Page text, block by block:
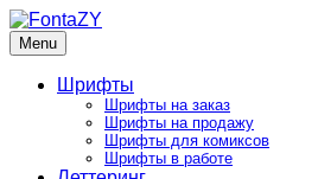
Skip
to
content
FontaZY
Fonts and pictures by Zakhar Yaschin
Menu
Шрифты
Шрифты на заказ
Шрифты на продажу
Шрифты для комиксов
Шрифты в работе